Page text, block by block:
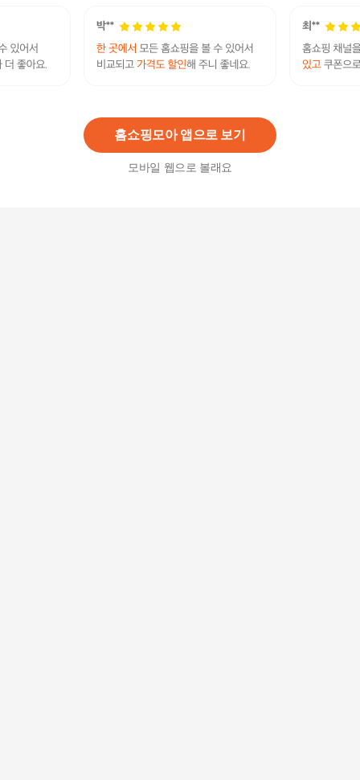
홈쇼핑모아 앱으로 보기
모바일 웹으로 볼래요
[자수무료]송월 메르디앙 40수 200g 답례품 기념수